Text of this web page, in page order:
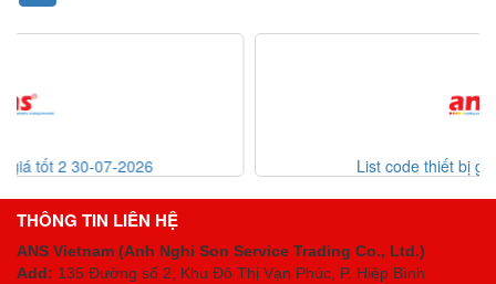
List code thiết bị giá tốt 30-07-2026
THÔNG TIN LIÊN HỆ
ANS Vietnam (Anh Nghi Son Service Trading Co., Ltd.)
Add: 135 Đường số 2, Khu Đô Thị Vạn Phúc, P. Hiệp Bình